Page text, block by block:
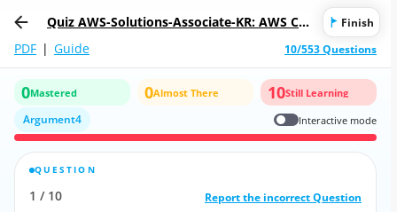
Quiz AWS-Solutions-Associate-KR: AWS Cer
tified Solutions Architect - Associate (SAA-
C02) (AWS-Solutions-Associate Korean Vers
Finish
PDF | Guide 10/553 Questions
0Mastered 0Almost There 10Still Learning
Argument4 Interactive mode
QUESTION
1 / 10 Report the incorrect Question
1
/
10
Report the incorrect Question